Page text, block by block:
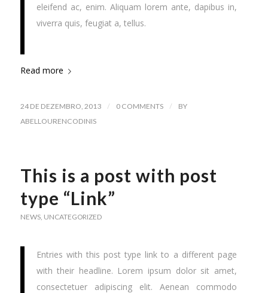
eleifend ac, enim. Aliquam lorem ante, dapibus in,
viverra quis, feugiat a, tellus.
Read more
24 DE DEZEMBRO, 2013 / 0 COMMENTS /
BY
ABELLOURENCODINIS
This is a post with post
type “Link”
NEWS, UNCATEGORIZED
Entries with this post type link to a different page
with their headline. Lorem ipsum dolor sit amet,
consectetuer adipiscing elit. Aenean commodo